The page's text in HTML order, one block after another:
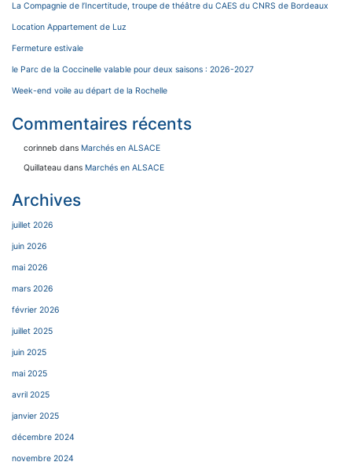
La Compagnie de l’Incertitude, troupe de théâtre du CAES du CNRS de Bordeaux
Location Appartement de Luz
Fermeture estivale
le Parc de la Coccinelle valable pour deux saisons : 2026-2027
Week-end voile au départ de la Rochelle
Commentaires récents
corinneb dans Marchés en ALSACE
Quillateau dans Marchés en ALSACE
Archives
juillet 2026
juin 2026
mai 2026
mars 2026
février 2026
juillet 2025
juin 2025
mai 2025
avril 2025
janvier 2025
décembre 2024
novembre 2024